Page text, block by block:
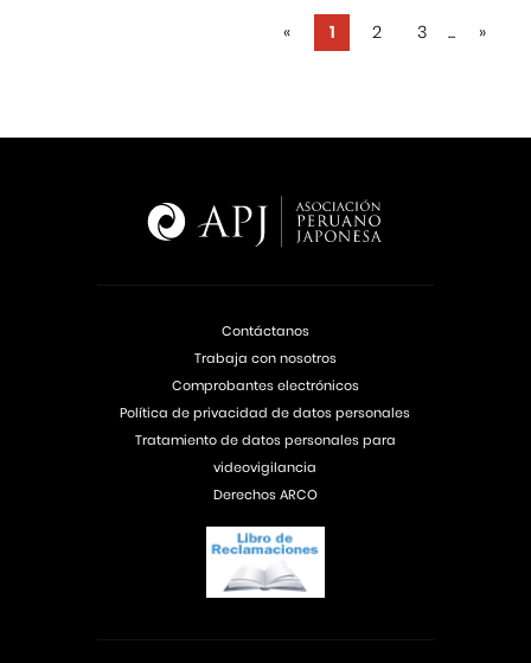
« 1 2 3 ... »
Contáctanos
Trabaja con nosotros
Comprobantes electrónicos
Política de privacidad de datos personales
Tratamiento de datos personales para
videovigilancia
Derechos ARCO